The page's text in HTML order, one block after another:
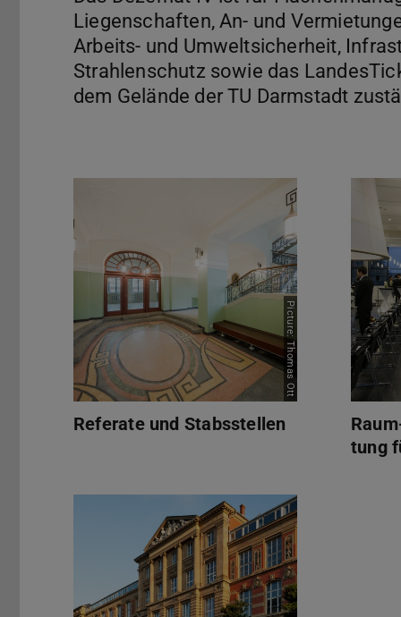
Liegenschaften, An- und
Arbeits- und Umweltsicherheit,
Strahlenschutz sowie das
dem Gelände der TU Darmstadt
Picture: Thomas Ott
Referate und Stabsstellen
tung